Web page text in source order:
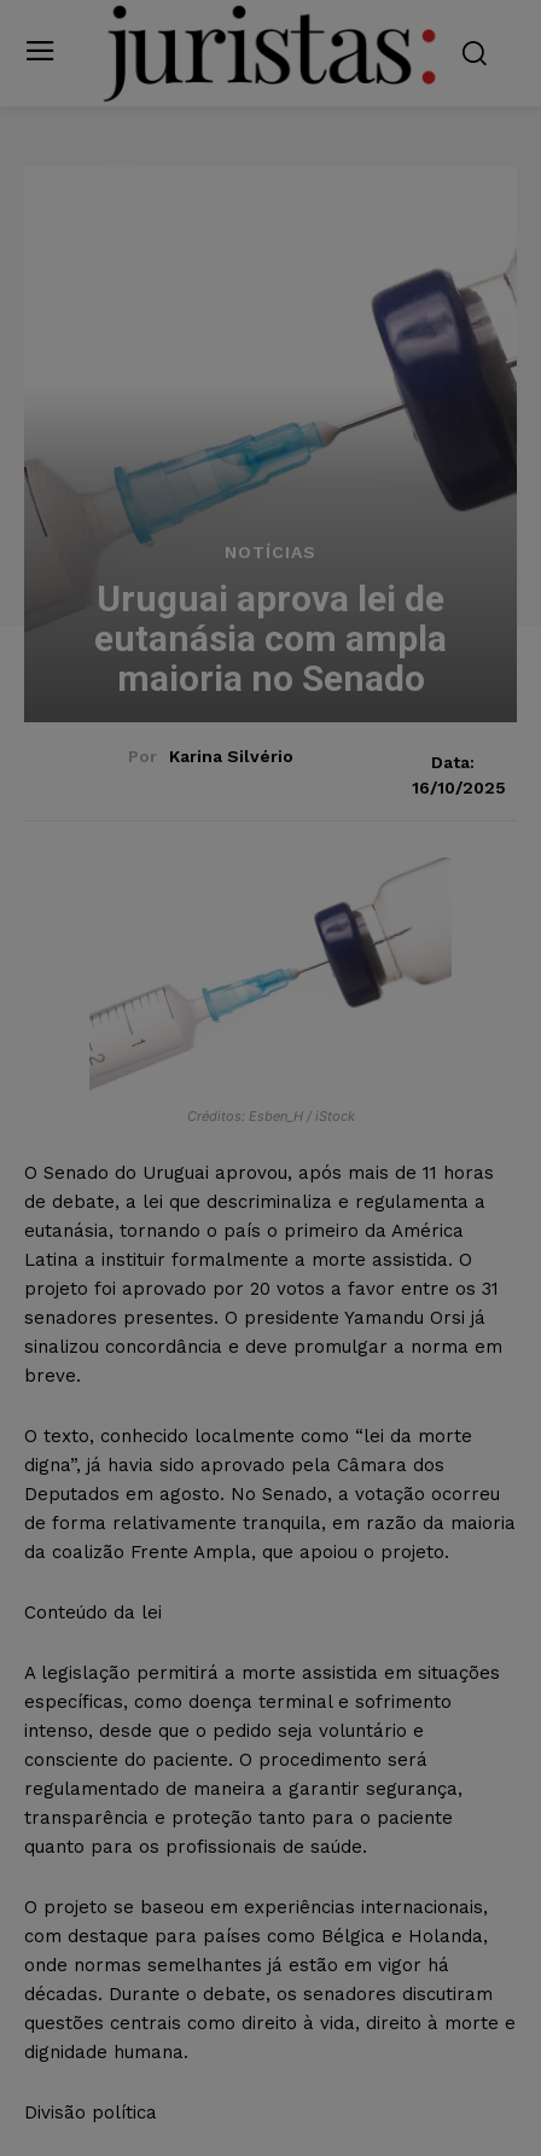
NOTÍCIAS
Uruguai aprova lei de
eutanásia com ampla
maioria no Senado
Por Karina Silvério
Data:
16/10/2025
Créditos: Esben_H / iStock
O Senado do Uruguai aprovou, após mais de 11 horas
de debate, a lei que descriminaliza e regulamenta a
eutanásia, tornando o país o primeiro da América
Latina a instituir formalmente a morte assistida. O
projeto foi aprovado por 20 votos a favor entre os 31
senadores presentes. O presidente Yamandu Orsi já
sinalizou concordância e deve promulgar a norma em
breve.
O texto, conhecido localmente como “lei da morte
digna”, já havia sido aprovado pela Câmara dos
Deputados em agosto. No Senado, a votação ocorreu
de forma relativamente tranquila, em razão da maioria
da coalizão Frente Ampla, que apoiou o projeto.
Conteúdo da lei
A legislação permitirá a morte assistida em situações
específicas, como doença terminal e sofrimento
intenso, desde que o pedido seja voluntário e
consciente do paciente. O procedimento será
regulamentado de maneira a garantir segurança,
transparência e proteção tanto para o paciente
quanto para os profissionais de saúde.
O projeto se baseou em experiências internacionais,
com destaque para países como Bélgica e Holanda,
onde normas semelhantes já estão em vigor há
décadas. Durante o debate, os senadores discutiram
questões centrais como direito à vida, direito à morte e
dignidade humana.
Divisão política